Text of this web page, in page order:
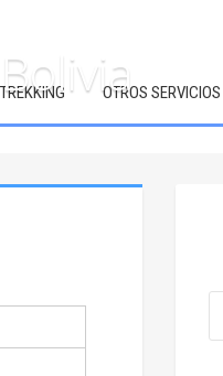
TREKKING OTROS SERVICIOS